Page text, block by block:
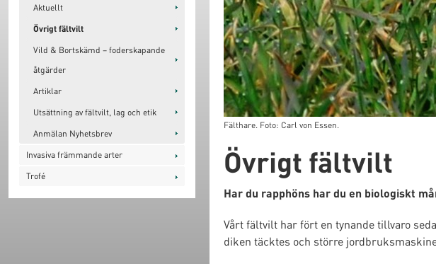
Aktuellt
Övrigt fältvilt
Vild & Bortskämd – foderskapande
åtgärder
Artiklar
Utsättning av fältvilt, lag och etik
Anmälan Nyhetsbrev
Invasiva främmande arter
Trofé
Fälthare. Foto: Carl von Essen.
Övrigt fältvilt
Har du rapphöns har du en biologiskt
Vårt fältvilt har fört en tynande tillvaro
diken täcktes och större